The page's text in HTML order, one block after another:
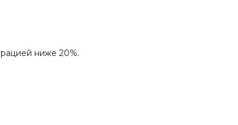
ниже 20%.